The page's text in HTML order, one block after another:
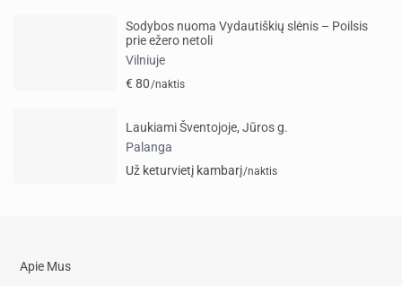
Sodybos nuoma Vydautiškių slėnis – Poilsis
prie ežero netoli
Vilniuje
€ 80/naktis
Laukiami Šventojoje, Jūros g.
Palanga
Už keturvietį kambarį/naktis
Apie Mus